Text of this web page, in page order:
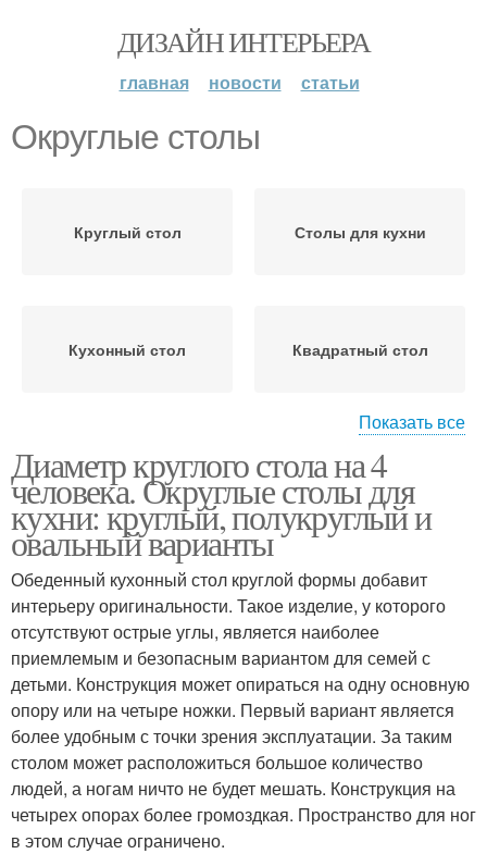
ДИЗАЙН ИНТЕРЬЕРА
главная новости статьи
Округлые столы
Круглый стол Столы для кухни
Кухонный стол Квадратный стол
Советский стол Обеденные столы
Обеденный стол Кухонные столы
Показать все
Диаметр круглого стола на 4
человека. Округлые столы для
кухни: круглый, полукруглый и
овальный варианты
Обеденный кухонный стол круглой формы добавит
интерьеру оригинальности. Такое изделие, у которого
отсутствуют острые углы, является наиболее
приемлемым и безопасным вариантом для семей с
детьми. Конструкция может опираться на одну основную
опору или на четыре ножки. Первый вариант является
более удобным с точки зрения эксплуатации. За таким
столом может расположиться большое количество
людей, а ногам ничто не будет мешать. Конструкция на
четырех опорах более громоздкая. Пространство для ног
в этом случае ограничено.